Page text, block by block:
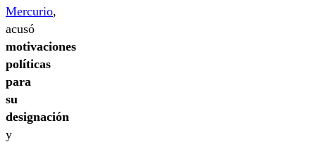
Mercurio,
acusó
motivaciones
políticas
para
su
designación
y